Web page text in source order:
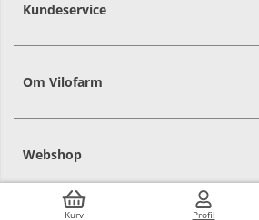
Kurv Profil
Kundeservice
Om Vilofarm
Webshop